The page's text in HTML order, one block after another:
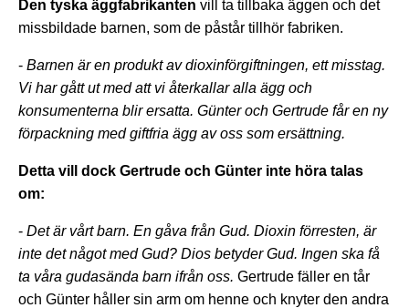
Den tyska äggfabrikanten vill ta tillbaka äggen och det
missbildade barnen, som de påstår tillhör fabriken.
- Barnen är en produkt av dioxinförgiftningen, ett misstag.
Vi har gått ut med att vi återkallar alla ägg och
konsumenterna blir ersatta. Günter och Gertrude får en ny
förpackning med giftfria ägg av oss som ersättning.
Detta vill dock Gertrude och Günter inte höra talas
om:
- Det är vårt barn. En gåva från Gud. Dioxin förresten, är
inte det något med Gud? Dios betyder Gud. Ingen ska få
ta våra gudasända barn ifrån oss. Gertrude fäller en tår
och Günter håller sin arm om henne och knyter den andra